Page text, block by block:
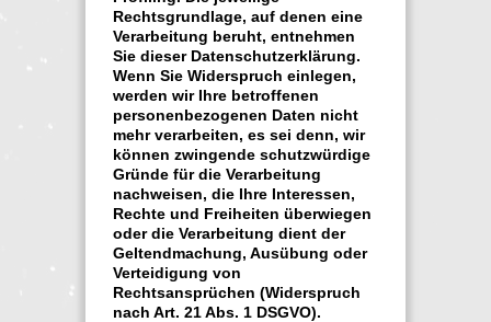
Rechtsgrundlage, auf denen eine
Verarbeitung beruht, entnehmen
Sie dieser Datenschutzerklärung.
Wenn Sie Widerspruch einlegen,
werden wir Ihre betroffenen
personenbezogenen Daten nicht
mehr verarbeiten, es sei denn, wir
können zwingende schutzwürdige
Gründe für die Verarbeitung
nachweisen, die Ihre Interessen,
Rechte und Freiheiten überwiegen
oder die Verarbeitung dient der
Geltendmachung, Ausübung oder
Verteidigung von
Rechtsansprüchen (Widerspruch
nach Art. 21 Abs. 1 DSGVO).